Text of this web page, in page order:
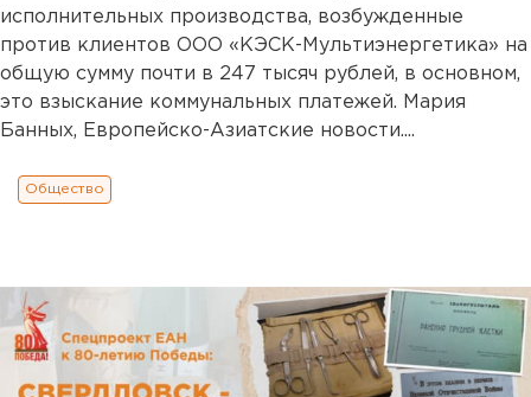
исполнительных производства, возбужденные
против клиентов ООО «КЭСК-Мультиэнергетика» на
общую сумму почти в 247 тысяч рублей, в основном,
это взыскание коммунальных платежей. Мария
Банных, Европейско-Азиатские новости....
Общество